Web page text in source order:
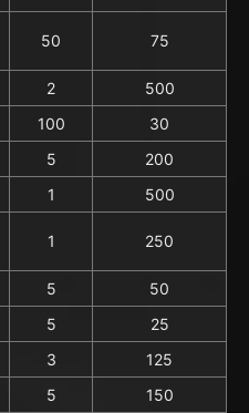
50 75
2
500
100
30
5
200
1
500
1 250
5
50
5
25
3
125
5 150